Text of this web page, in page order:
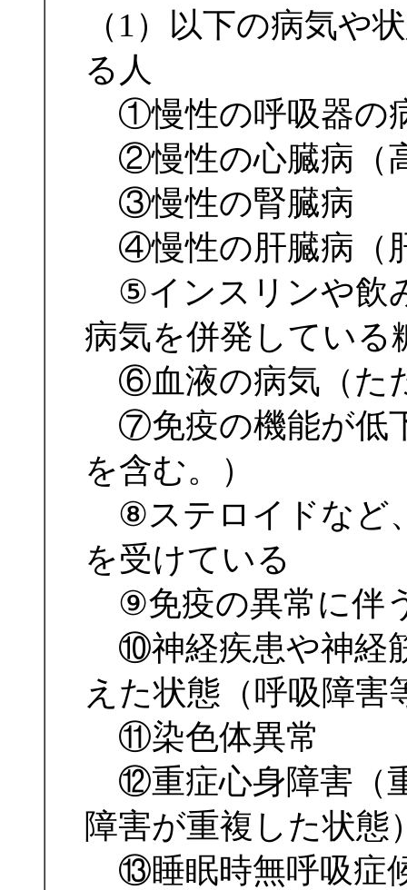
（1）以下の病気や
る人
①慢性の呼吸器の
②慢性の心臓病（
③慢性の腎臓病
④慢性の肝臓病（
⑤インスリンや飲
病気を併発している
⑥血液の病気（た
⑦免疫の機能が低
を含む。）
⑧ステロイドなど
を受けている
⑨免疫の異常に伴
⑩神経疾患や神経
えた状態（呼吸障害
⑪染色体異常
⑫重症心身障害（
障害が重複した状態
⑬睡眠時無呼吸症